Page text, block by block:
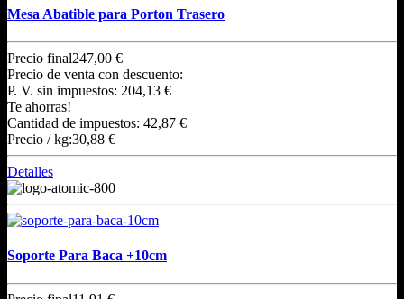
Mesa Abatible para Porton Trasero
Precio final247,00 €
Precio de venta con descuento:
P. V. sin impuestos: 204,13 €
Te ahorras!
Cantidad de impuestos: 42,87 €
Precio / kg:30,88 €
Detalles
Soporte Para Baca +10cm